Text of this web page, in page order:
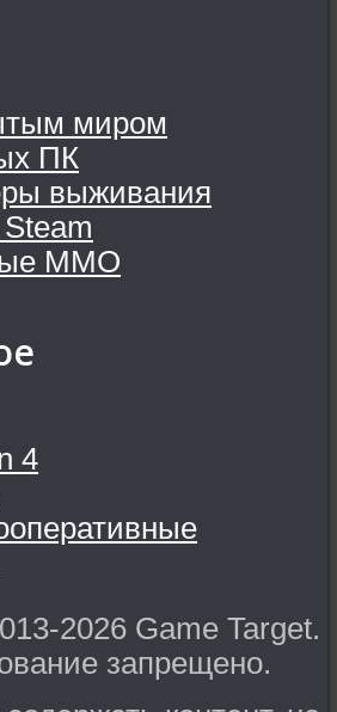
миром
ПК
выживания
MMO
4
2026 Game Target.
запрещено.